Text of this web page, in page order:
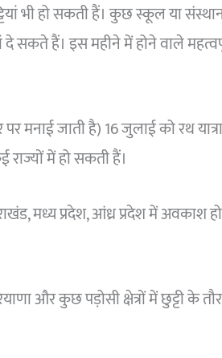
भी हो सकती हैं। कुछ स्कूल या
सकते हैं। इस महीने में होने वाले
पर मनाई जाती है) 16 जुलाई को रथ
राज्यों में हो सकती हैं।
मध्य प्रदेश, आंध्र प्रदेश में अवकाश हो
और कुछ पड़ोसी क्षेत्रों में छुट्टी के